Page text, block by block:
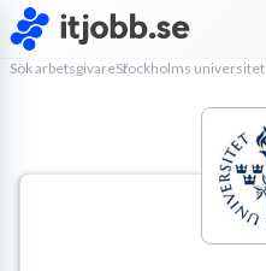
Sök arbetsgivareStockholms universitet